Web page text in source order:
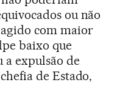
ou não
com maior
baixo que
a expulsão de
de Estado,